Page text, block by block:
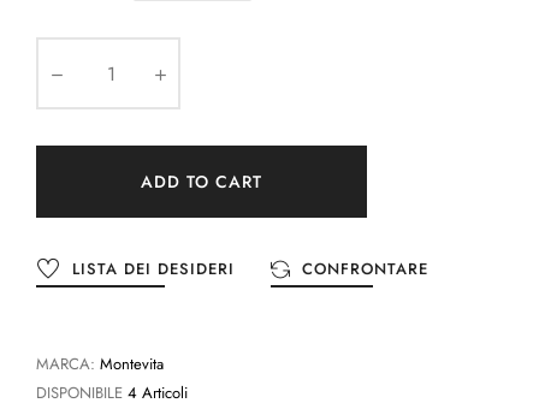
ADD TO CART
LISTA DEI DESIDERI CONFRONTARE
MARCA: Montevita
DISPONIBILE 4 Articoli